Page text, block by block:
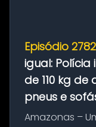
Episódio
igual:
de 110 kg
pneus e
Amazonas –